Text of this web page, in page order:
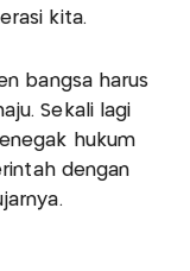
kita.
bangsa harus
Sekali lagi
hukum
dengan